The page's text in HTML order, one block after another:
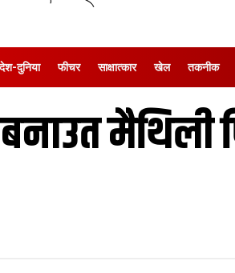
दुनिया फीचर साक्षात्‍कार खेल तकनीक